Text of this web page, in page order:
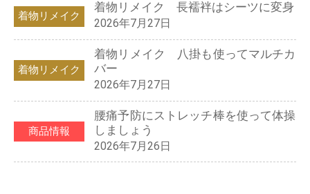
着物リメイク
着物リメイク 長襦袢はシーツに変身
2026年7月27日
着物リメイク
着物リメイク 八掛も使ってマルチカ
バー
2026年7月27日
商品情報
腰痛予防にストレッチ棒を使って体操
しましょう
2026年7月26日